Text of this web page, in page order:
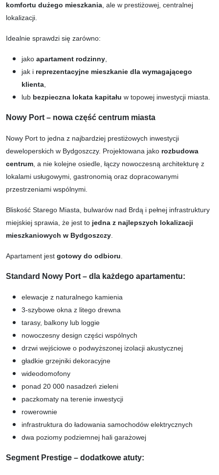
komfortu dużego mieszkania , ale w prestiżowej, centralnej
lokalizacji.
Idealnie sprawdzi się zarówno:
jako apartament rodzinny
jak i reprezentacyjne mieszkanie dla wymagającego
klienta
lub bezpieczna lokata kapitału w topowej inwestycji miasta.
Nowy Port – nowa część centrum miasta
Nowy Port to jedna z najbardziej prestiżowych inwestycji
deweloperskich w Bydgoszczy. Projektowana jako rozbudowa
centrum , a nie kolejne osiedle, łączy nowoczesną architekturę z
lokalami usługowymi, gastronomią oraz dopracowanymi
przestrzeniami wspólnymi.
Bliskość Starego Miasta, bulwarów nad Brdą i pełnej infrastruktury
miejskiej sprawia, że jest to jedna z najlepszych lokalizacji
mieszkaniowych w Bydgoszczy
Apartament jest gotowy do odbioru
Standard Nowy Port – dla każdego apartamentu:
elewacje z naturalnego kamienia
3-szybowe okna z litego drewna
tarasy, balkony lub loggie
nowoczesny design części wspólnych
drzwi wejściowe o podwyższonej izolacji akustycznej
gładkie grzejniki dekoracyjne
wideodomofony
ponad 20 000 nasadzeń zieleni
paczkomaty na terenie inwestycji
rowerownie
infrastruktura do ładowania samochodów elektrycznych
dwa poziomy podziemnej hali garażowej
Segment Prestige – dodatkowe atuty: